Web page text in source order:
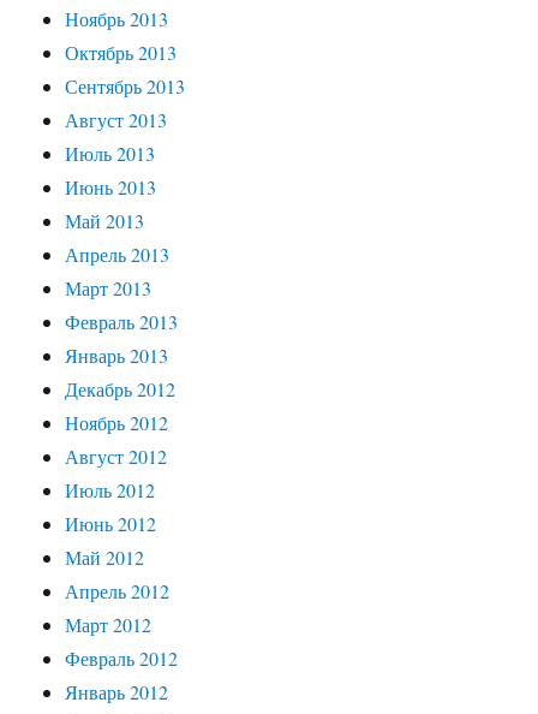
Ноябрь 2013
Октябрь 2013
Сентябрь 2013
Август 2013
Июль 2013
Июнь 2013
Май 2013
Апрель 2013
Март 2013
Февраль 2013
Январь 2013
Декабрь 2012
Ноябрь 2012
Август 2012
Июль 2012
Июнь 2012
Май 2012
Апрель 2012
Март 2012
Февраль 2012
Январь 2012